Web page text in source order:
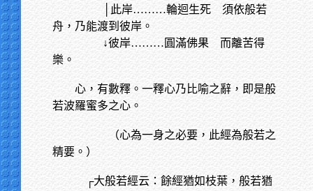
│此岸………輪迴生死 須依般若
舟，乃能渡到彼岸。
↓彼岸………圓滿佛果 而離苦得
樂。
心，有數釋。一釋心乃比喻之辭，即是般
若波羅蜜多之心。
（心為一身之必要，此經為般若之
精要。）
┌大般若經云：餘經猶如枝葉，般若猶